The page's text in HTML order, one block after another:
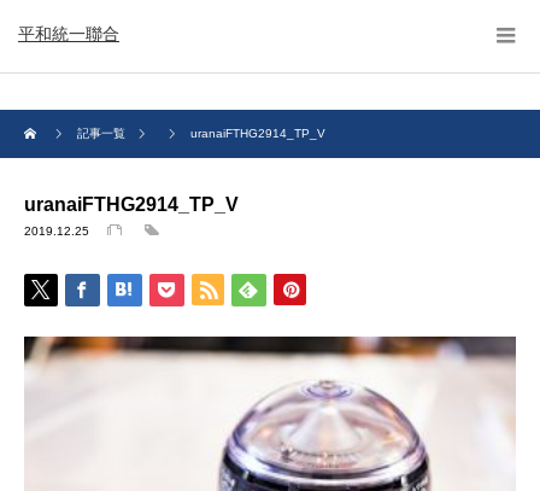
平和統一聯合
記事一覧 uranaiFTHG2914_TP_V
uranaiFTHG2914_TP_V
2019.12.25